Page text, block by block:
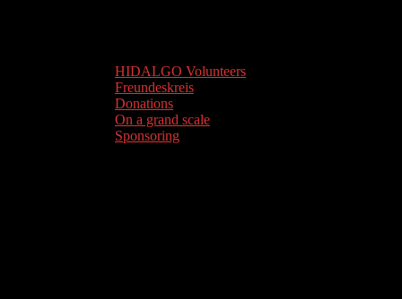
HIDALGO Volunteers
Freundeskreis
Donations
On a grand scale
Sponsoring